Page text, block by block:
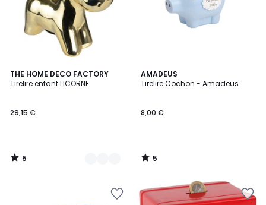
THE HOME DECO FACTORY
Tirelire enfant LICORNE
29,15 €
5
/
2
Couleurs
5
/
AMADEUS
Tirelire Cochon - Amadeus
8,00 €
5
/
5
/